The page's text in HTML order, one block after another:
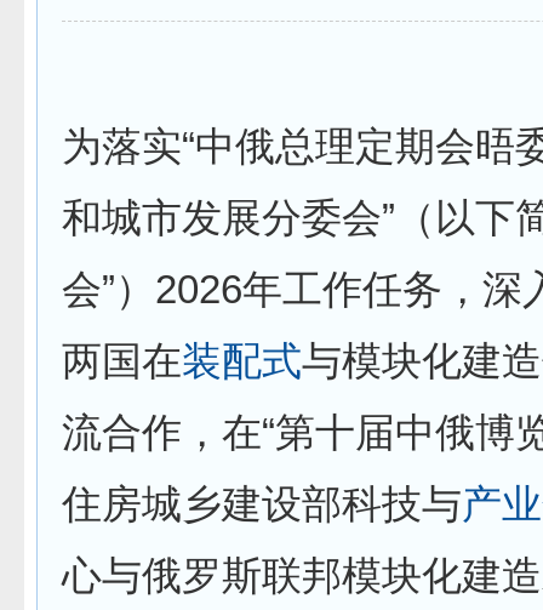
为落实“中俄总理定期会晤
和城市发展分委会”（以下
会”）2026年工作任务，深
两国在装配式与模块化建
流合作，在“第十届中俄博
住房城乡建设部科技与产
心与俄罗斯联邦模块化建